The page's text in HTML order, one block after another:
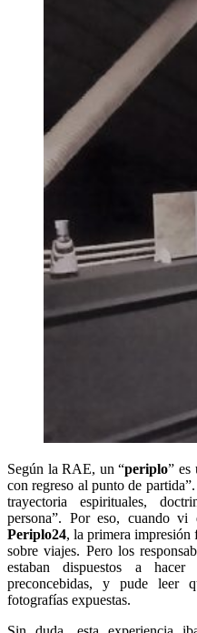
Según la RAE, un “periplo” es
con regreso al punto de
trayectoria espirituales,
persona”. Por eso, cuando
Periplo24, la primera
sobre viajes. Pero los
estaban dispuestos a
preconcebidas, y pude leer
fotografías expuestas.